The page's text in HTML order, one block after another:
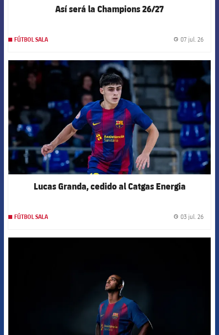
Así será la Champions 26/27
FÚTBOL SALA 07 jul. 26
FCB Barcelona badge
Lucas Granda, cedido al Catgas Energia
FÚTBOL SALA 03 jul. 26